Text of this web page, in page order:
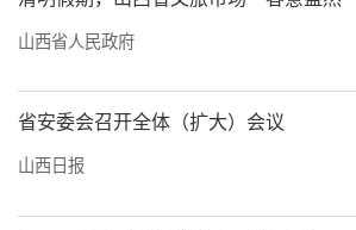
山西省人民政府
省安委会召开全体（扩大）会议
山西日报